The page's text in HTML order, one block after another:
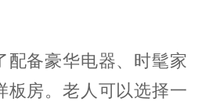
配备豪华电器、时髦家
板房。老人可以选择一